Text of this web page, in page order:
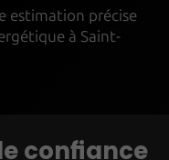
estimation précise
à Saint-
confiance